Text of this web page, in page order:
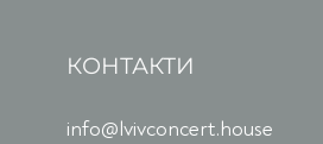
КОНТАКТИ
info@lvivconcert.house